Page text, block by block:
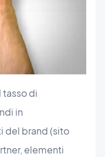
tasso di
in
del brand (sito
elementi